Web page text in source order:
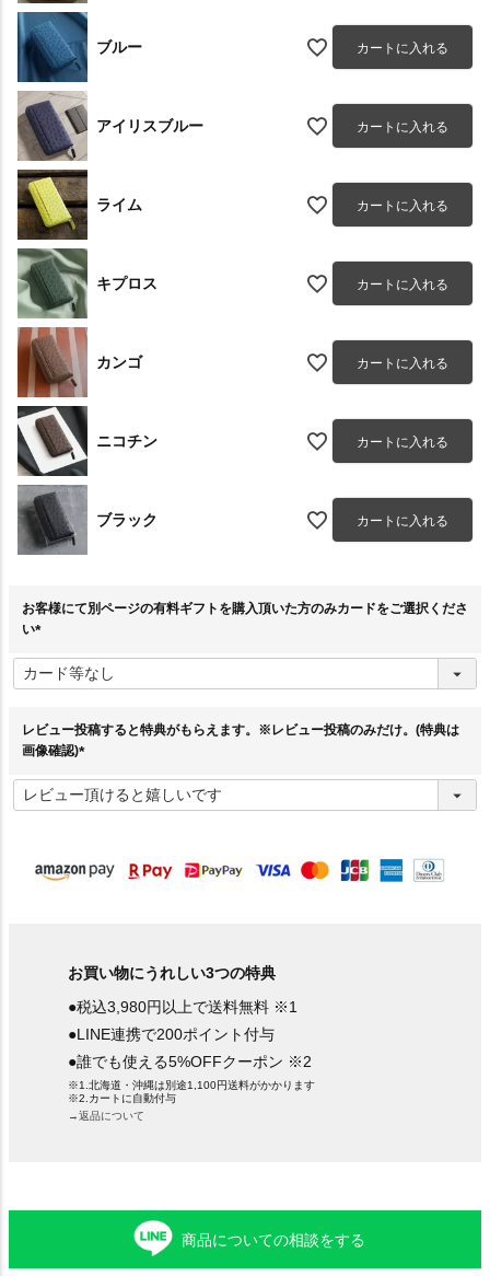
ブルー カートに入れる
アイリスブルー カートに入れる
ライム カートに入れる
キプロス カートに入れる
カンゴ カートに入れる
ニコチン カートに入れる
ブラック カートに入れる
お客様にて別ページの有料ギフトを購入頂いた方のみカードをご選択くださ
い
必
須
レビュー投稿すると特典がもらえます。※レビュー投稿のみだけ。(特典は
画像確認)
必
須
お買い物にうれしい3つの特典
●税込3,980円以上で送料無料 ※1
●LINE連携で200ポイント付与
●誰でも使える5%OFFクーポン ※2
※1.北海道・沖縄は別途1,100円送料がかかります
※2.カートに自動付与
→返品について
商品についての相談をする